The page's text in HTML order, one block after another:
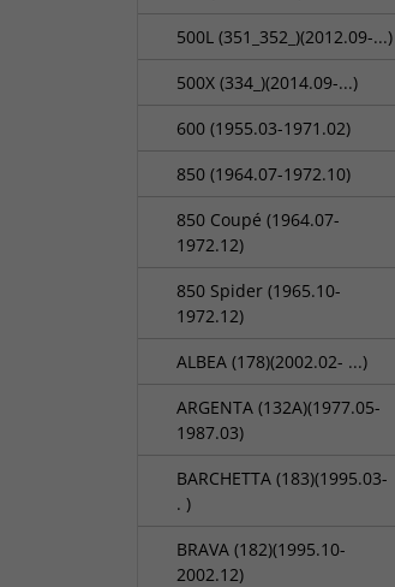
500L (351_352_)(2012.09-...)
500X (334_)(2014.09-...)
600 (1955.03-1971.02)
850 (1964.07-1972.10)
850 Coupé (1964.07-
1972.12)
850 Spider (1965.10-
1972.12)
ALBEA (178)(2002.02- ...)
ARGENTA (132A)(1977.05-
1987.03)
BARCHETTA (183)(1995.03-
. )
BRAVA (182)(1995.10-
2002.12)